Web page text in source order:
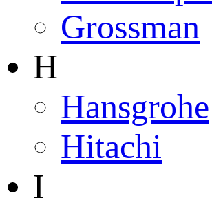
Grossman
H
Hansgrohe
Hitachi
I